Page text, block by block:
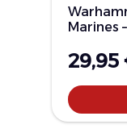
Marines
29,95